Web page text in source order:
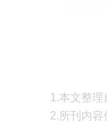
1.本文整理
2.所刊内容